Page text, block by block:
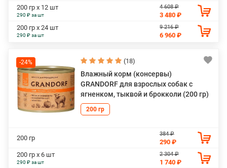
200 гр х 12 шт
290 ₽ за шт
4 608 ₽
3 480 ₽
200 гр х 24 шт
290 ₽ за шт
9 216 ₽
6 960 ₽
-24% (18)
Влажный корм (консервы)
GRANDORF для взрослых собак с
ягненком, тыквой и брокколи (200 гр)
200 гр
200 гр
384 ₽
290 ₽
200 гр х 6 шт
290 ₽ за шт
2 304 ₽
1 740 ₽